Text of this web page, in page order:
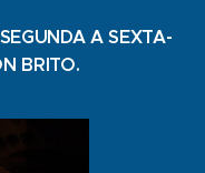
A SEXTA-
BRITO.